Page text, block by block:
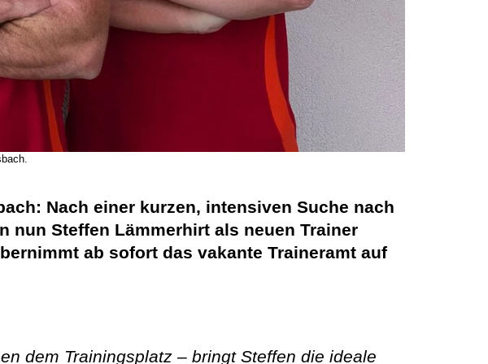
Nach einer kurzen, intensiven Suche nach
nun Steffen Lämmerhirt als neuen Trainer
ab sofort das vakante Traineramt auf
dem Trainingsplatz – bringt Steffen die ideale